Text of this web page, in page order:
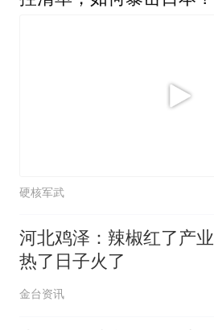
硬核军武
河北鸡泽：辣椒红了产业
热了日子火了
金台资讯